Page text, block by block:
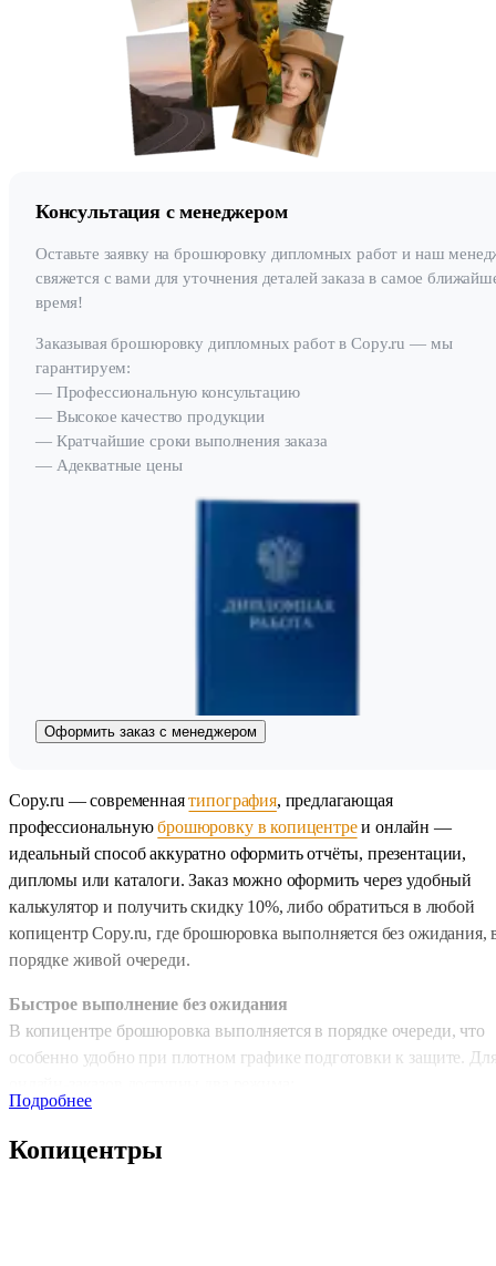
Консультация с менеджером
Оставьте заявку на брошюровку дипломных работ и наш
свяжется с вами для уточнения деталей заказа в самое
время!
Заказывая брошюровку дипломных работ в Copy.ru — мы
гарантируем:
— Профессиональную консультацию
— Высокое качество продукции
— Кратчайшие сроки выполнения заказа
— Адекватные цены
Оформить заказ с менеджером
дипломных
работ
в
Copy.ru
надежное
аккуратное
оформление!
Copy.ru — современнаятипография, предлагающая
профессиональнуюброшюровку в копицентреи онлайн —
идеальный способ аккуратно оформить отчёты, презентации,
дипломы или каталоги. Заказ можно оформить через удобный
калькулятор и получить скидку 10%, либо обратиться в любой
копицентр Copy.ru, где брошюровка выполняется без ожидания,
порядке живой очереди.
Быстрое выполнение без ожидания
В копицентре брошюровка выполняется в порядке очереди, что
особенно удобно при плотном графике подготовки к защите.
• обычная срочность — 1 день;
• срочная обработка — 2–4 часа.
Такой подход позволяет оформить диплом даже в условиях
Подробнее
Копицентры